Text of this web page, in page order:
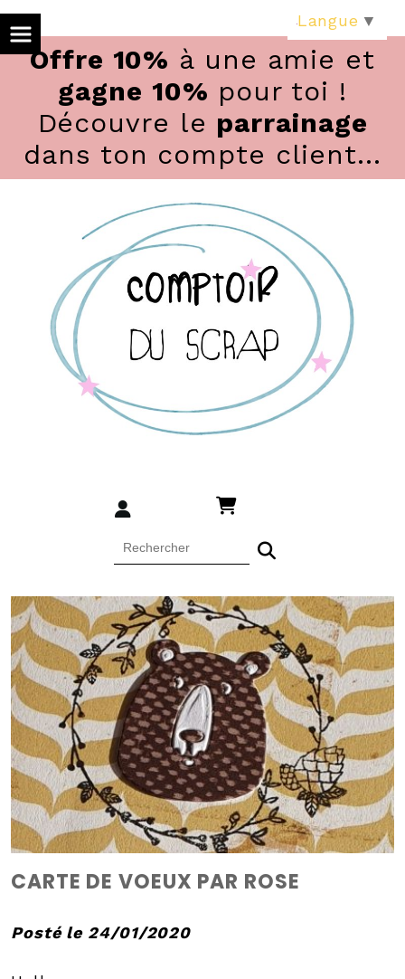
Offre 10% à une amie et
gagne 10% pour toi !
Découvre le parrainage
dans ton compte client...
CARTE DE VOEUX PAR ROSE
Posté le 24/01/2020
Langue ▼